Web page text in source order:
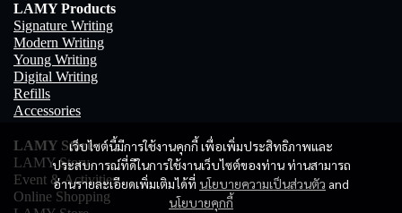
เว็บไซต์นี้มีการใช้งานคุกกี้ เพื่อเพิ่มประสิทธิภาพและ
ประสบการณ์ที่ดีในการใช้งานเว็บไซต์ของท่าน ท่านสามารถ
อ่านรายละเอียดเพิ่มเติมได้ที่ นโยบายความเป็นส่วนตัว and
นโยบายคุกกี้
LAMY Products
Signature Writing
Modern Writing
Young Writing
Digital Writing
Refills
Accessories
LAMY Store
LAMY Story
Event & Activities
Online Shopping